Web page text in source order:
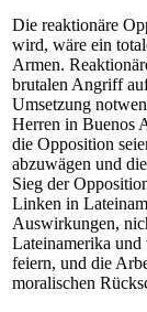
Die reaktionäre
wird, wäre ein
Armen.
brutalen Angriff
Umsetzung
Herren in Buenos
die Opposition
abzuwägen und
Sieg der
Linken in
Auswirkungen,
Lateinamerika
feiern, und die
moralischen